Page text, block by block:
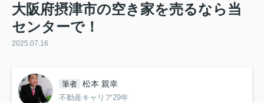
大阪府摂津市の空き家を売るなら当
センターで！
2025.07.16
筆者 松本 親幸
不動産キャリア29年